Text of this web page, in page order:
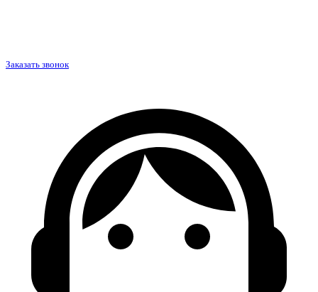
Заказать звонок